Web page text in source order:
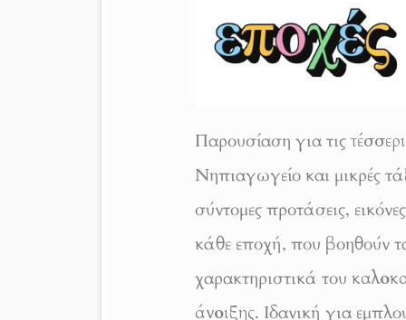
Παρουσίαση για τις
Νηπιαγωγείο και μικρές
σύντομες προτάσεις,
κάθε εποχή, που βοηθούν
χαρακτηριστικά του
άνοιξης. Ιδανική για